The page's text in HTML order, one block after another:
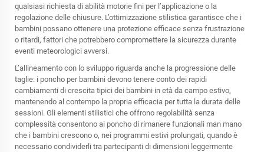
qualsiasi richiesta di abilità motorie fini per l’applicazione o la
regolazione delle chiusure. L’ottimizzazione stilistica garantisce che i
bambini possano ottenere una protezione efficace senza frustrazione
o ritardi, fattori che potrebbero compromettere la sicurezza durante
eventi meteorologici avversi.
L’allineamento con lo sviluppo riguarda anche la progressione delle
taglie: i poncho per bambini devono tenere conto dei rapidi
cambiamenti di crescita tipici dei bambini in età da campo estivo,
mantenendo al contempo la propria efficacia per tutta la durata delle
sessioni. Gli elementi stilistici che offrono regolabilità senza
complessità consentono ai poncho di rimanere funzionali man mano
che i bambini crescono o, nei programmi estivi prolungati, quando è
necessario condividerli tra partecipanti di dimensioni leggermente